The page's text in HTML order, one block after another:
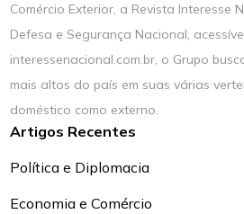
Comércio Exterior, a Revista Interesse
Defesa e Segurança Nacional,
interessenacional.com.br, o Grupo
mais altos do país em suas várias
doméstico como externo.
Artigos Recentes
Política e Diplomacia
Economia e Comércio